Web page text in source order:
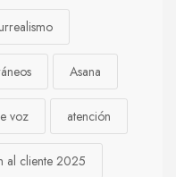
Asana
voz atención
al cliente 2025